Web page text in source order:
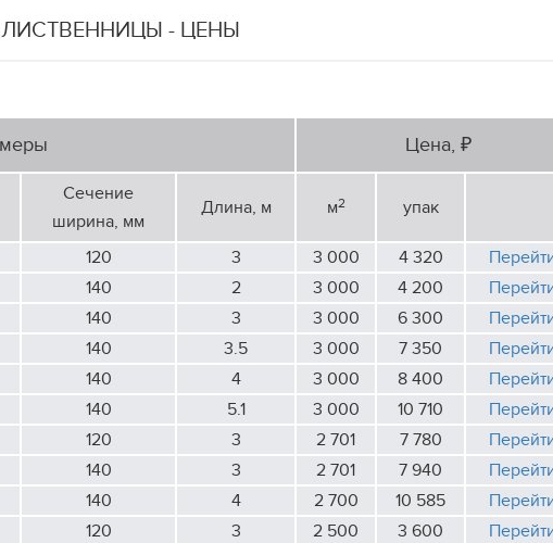
- ЦЕНЫ
Цена, ₽
Сечение
ширина, мм
Длина, м м2 упак
120 3 3 000 4 320
140 2 3 000 4 200
140 3 3 000 6 300
140 3.5 3 000 7 350
140 4 3 000 8 400
140 5.1 3 000 10 710
120 3 2 701 7 780
140 3 2 701 7 940
140 4 2 700 10 585
120 3 2 500 3 600